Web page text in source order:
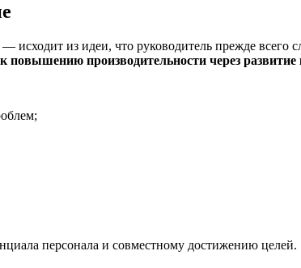
из идеи, что руководитель прежде всего
повышению производительности через
персонала и совместному достижению целей.